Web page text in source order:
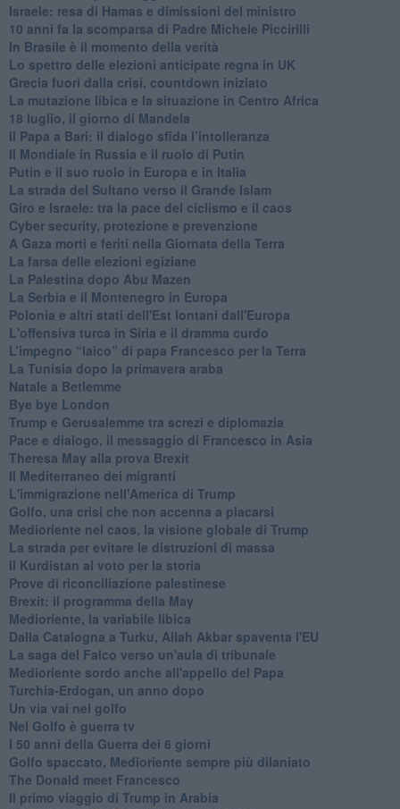
Israele: resa di Hamas e dimissioni del ministro
10 anni fa la scomparsa di Padre Michele Piccirilli
In Brasile è il momento della verità
Lo spettro delle elezioni anticipate regna in UK
Grecia fuori dalla crisi, countdown iniziato
La mutazione libica e la situazione in Centro Africa
18 luglio, il giorno di Mandela
Il Papa a Bari: il dialogo sfida l’intolleranza
Il Mondiale in Russia e il ruolo di Putin
Putin e il suo ruolo in Europa e in Italia
La strada del Sultano verso il Grande Islam
Giro e Israele: tra la pace del ciclismo e il caos
Cyber security, protezione e prevenzione
A Gaza morti e feriti nella Giornata della Terra
La farsa delle elezioni egiziane
La Palestina dopo Abu Mazen
La Serbia e il Montenegro in Europa
Polonia e altri stati dell'Est lontani dall'Europa
L'offensiva turca in Siria e il dramma curdo
L’impegno “laico” di papa Francesco per la Terra
La Tunisia dopo la primavera araba
Natale a Betlemme
Bye bye London
Trump e Gerusalemme tra screzi e diplomazia
Pace e dialogo, il messaggio di Francesco in Asia
Theresa May alla prova Brexit
Il Mediterraneo dei migranti
L'immigrazione nell'America di Trump
Golfo, una crisi che non accenna a placarsi
Medioriente nel caos, la visione globale di Trump
La strada per evitare le distruzioni di massa
Il Kurdistan al voto per la storia
Prove di riconciliazione palestinese
Brexit: il programma della May
Medioriente, la variabile libica
Dalla Catalogna a Turku, Allah Akbar spaventa l'EU
La saga del Falco verso un'aula di tribunale
Medioriente sordo anche all'appello del Papa
Turchia-Erdogan, un anno dopo
Un via vai nel golfo
Nel Golfo è guerra tv
I 50 anni della Guerra dei 6 giorni
Golfo spaccato, Medioriente sempre più dilaniato
The Donald meet Francesco
Il primo viaggio di Trump in Arabia